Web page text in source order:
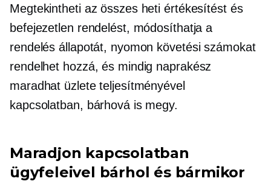
Megtekintheti az összes heti értékesítést és
befejezetlen rendelést, módosíthatja a
rendelés állapotát, nyomon követési számokat
rendelhet hozzá, és mindig naprakész
maradhat üzlete teljesítményével
kapcsolatban, bárhová is megy.
Maradjon kapcsolatban
ügyfeleivel bárhol és bármikor